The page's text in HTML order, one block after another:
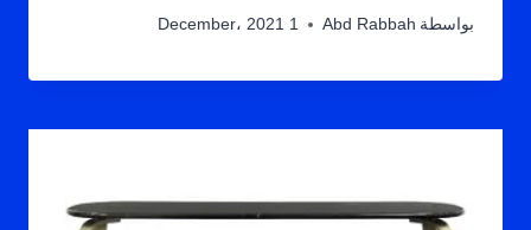
بواسطة Abd Rabbah 1 December، 2021